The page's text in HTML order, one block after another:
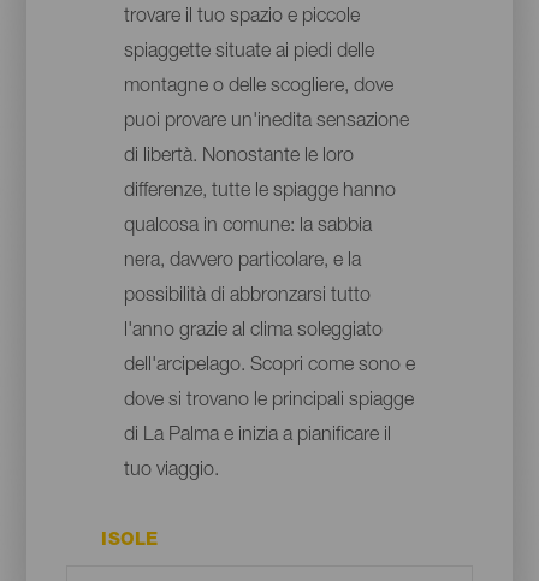
trovare il tuo spazio e piccole
spiaggette situate ai piedi delle
montagne o delle scogliere, dove
puoi provare un'inedita sensazione
di libertà. Nonostante le loro
differenze, tutte le spiagge hanno
qualcosa in comune: la sabbia
nera, davvero particolare, e la
possibilità di abbronzarsi tutto
l'anno grazie al clima soleggiato
dell'arcipelago. Scopri come sono e
dove si trovano le principali spiagge
di La Palma e inizia a pianificare il
tuo viaggio.
ISOLE